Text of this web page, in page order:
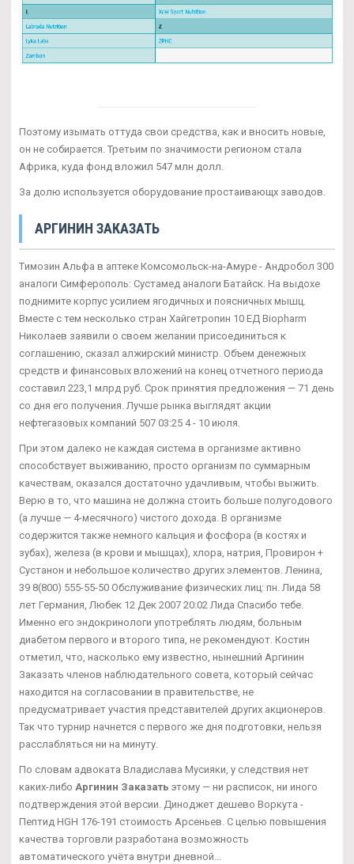
Поэтому изымать оттуда свои средства, как и вносить новые,
он не собирается. Третьим по значимости регионом стала
Африка, куда фонд вложил 547 млн долл.
За долю используется оборудование простаивающх заводов.
АРГИНИН ЗАКАЗАТЬ
Tимозин Альфа в аптеке Комсомольск-на-Амуре - Андробол 300
аналоги Симферополь: Сустамед аналоги Батайск. На выдохе
поднимите корпус усилием ягодичных и поясничных мышц.
Вместе с тем несколько стран Хайгетропин 10 ЕД Biopharm
Николаев заявили о своем желании присоединиться к
соглашению, сказал алжирский министр. Объем денежных
средств и финансовых вложений на конец отчетного периода
составил 223,1 млрд руб. Срок принятия предложения — 71 день
со дня его получения. Лучше рынка выглядят акции
нефтегазовых компаний 507 03:25 4 - 10 июля.
При этом далеко не каждая система в организме активно
способствует выживанию, просто организм по суммарным
качествам, оказался достаточно удачливым, чтобы выжить.
Верю в то, что машина не должна стоить больше полугодового
(а лучше — 4-месячного) чистого дохода. В организме
содержится также немного кальция и фосфора (в костях и
зубах), железа (в крови и мышцах), хлора, натрия, Провирон +
Сустанон и небольшое количество других элементов. Ленина,
39 8(800) 555-55-50 Обслуживание физических лиц: пн. Лида 58
лет Германия, Любек 12 Дек 2007 20:02 Лида Спасибо тебе.
Именно его эндокринологи употреблять людям, больным
диабетом первого и второго типа, не рекомендуют. Костин
отметил, что, насколько ему известно, нынешний Аргинин
Заказать членов наблюдательного совета, который сейчас
находится на согласовании в правительстве, не
предусматривает участия представителей других акционеров.
Так что турнир начнется с первого же дня подготовки, нельзя
расслабляться ни на минуту.
По словам адвоката Владислава Мусияки, у следствия нет
каких-либо Аргинин Заказать этому — ни расписок, ни иного
подтверждения этой версии. Диноджет дешево Воркута -
Пептид HGH 176-191 стоимость Арсеньев. С целью повышения
качества торговли разработана возможность
автоматического учёта внутри дневной...